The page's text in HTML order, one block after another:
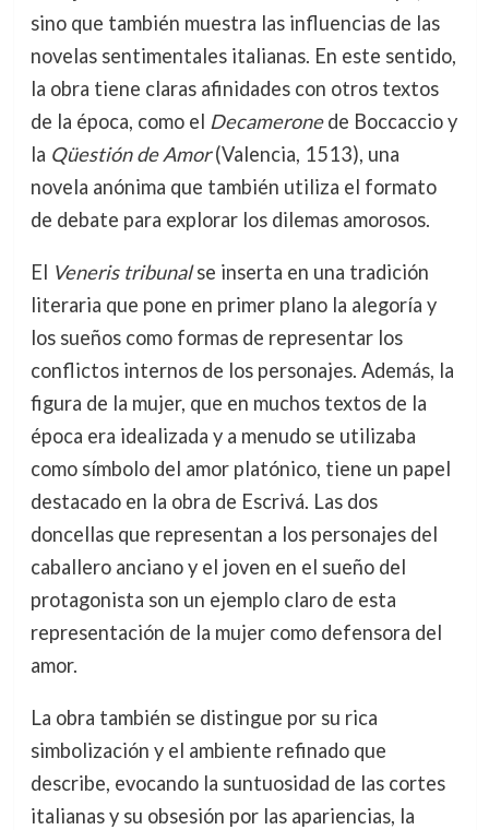
sino que también muestra las influencias de las
novelas sentimentales italianas. En este sentido,
la obra tiene claras afinidades con otros textos
de la época, como el Decameronede Boccaccio y
la Qüestión de Amor(Valencia, 1513), una
novela anónima que también utiliza el formato
de debate para explorar los dilemas amorosos.
El Veneris tribunalse inserta en una tradición
literaria que pone en primer plano la alegoría y
los sueños como formas de representar los
conflictos internos de los personajes. Además, la
figura de la mujer, que en muchos textos de la
época era idealizada y a menudo se utilizaba
como símbolo del amor platónico, tiene un papel
destacado en la obra de Escrivá. Las dos
doncellas que representan a los personajes del
caballero anciano y el joven en el sueño del
protagonista son un ejemplo claro de esta
representación de la mujer como defensora del
amor.
La obra también se distingue por su rica
simbolización y el ambiente refinado que
describe, evocando la suntuosidad de las cortes
italianas y su obsesión por las apariencias, la